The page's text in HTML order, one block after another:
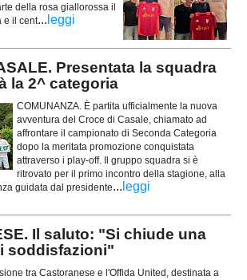
della rosa giallorossa il
e il cent... leggi
Presentata la squadra
la 2^ categoria
COMUNANZA. È partita ufficialmente la nuova
avventura del Croce di Casale, chiamato ad
affrontare il campionato di Seconda Categoria
dopo la meritata promozione conquistata
attraverso i play-off. Il gruppo squadra si è
ritrovato per il primo incontro della stagione, alla
guidata dal presidente... leggi
Il saluto: "Si chiude una
soddisfazioni"
tra Castoranese e l'Offida United, destinata a